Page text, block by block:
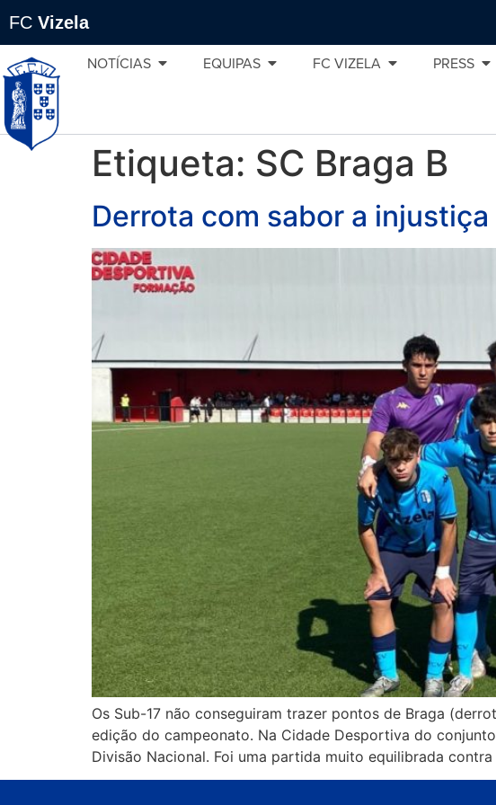
FC Vizela
NOTÍCIAS EQUIPAS FC VIZELA PRESS
Etiqueta: SC Braga B
Derrota com sabor a injustiça
Os Sub-17 não conseguiram trazer pontos de Braga
edição do campeonato. Na Cidade Desportiva do
Divisão Nacional. Foi uma partida muito equilibrada